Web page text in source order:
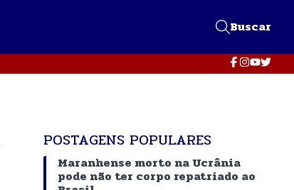
Buscar
POSTAGENS POPULARES
Maranhense morto na Ucrânia
pode não ter corpo repatriado ao